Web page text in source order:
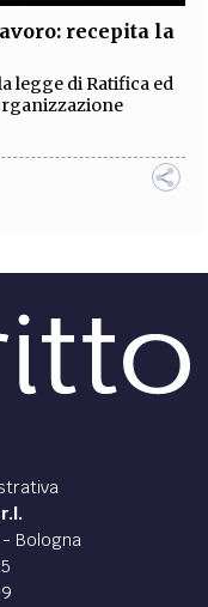
recepita la
legge di Ratifica ed
- Bologna